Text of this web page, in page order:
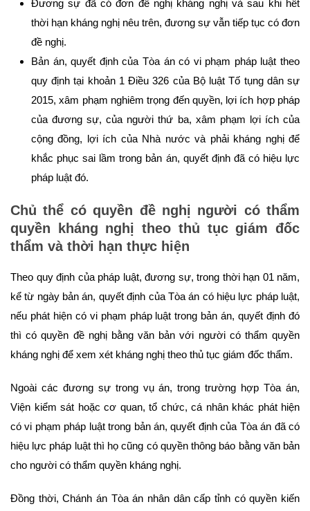
Đương sự đã có đơn đề nghị kháng nghị và sau khi hết
thời hạn kháng nghị nêu trên, đương sự vẫn tiếp tục có đơn
đề nghị.
Bản án, quyết định của Tòa án có vi phạm pháp luật theo
quy định tại khoản 1 Điều 326 của Bộ luật Tố tụng dân sự
2015, xâm phạm nghiêm trọng đến quyền, lợi ích hợp pháp
của đương sự, của người thứ ba, xâm phạm lợi ích của
cộng đồng, lợi ích của Nhà nước và phải kháng nghị để
khắc phục sai lầm trong bản án, quyết định đã có hiệu lực
pháp luật đó.
Chủ thể có quyền đề nghị người có thẩm
quyền kháng nghị theo thủ tục giám đốc
thẩm và thời hạn thực hiện
Theo quy định của pháp luật, đương sự, trong thời hạn 01 năm,
kể từ ngày bản án, quyết định của Tòa án có hiệu lực pháp luật,
nếu phát hiện có vi phạm pháp luật trong bản án, quyết định đó
thì có quyền đề nghị bằng văn bản với người có thẩm quyền
kháng nghị để xem xét kháng nghị theo thủ tục giám đốc thẩm.
Ngoài các đương sự trong vụ án, trong trường hợp Tòa án,
Viện kiểm sát hoặc cơ quan, tổ chức, cá nhân khác phát hiện
có vi phạm pháp luật trong bản án, quyết định của Tòa án đã có
hiệu lực pháp luật thì họ cũng có quyền thông báo bằng văn bản
cho người có thẩm quyền kháng nghị.
Đồng thời, Chánh án Tòa án nhân dân cấp tỉnh có quyền kiến